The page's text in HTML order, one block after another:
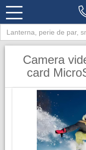
Camera
card